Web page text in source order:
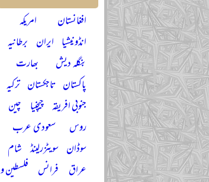
افغانستان
امریکہ
انڈونیشیا ایران برطانیہ
بنگلہ دیش
بھارت
پاکستان تاجکستان ترکیہ
جنوبی افریقہ چیچنیا چین
روس
سعودی عرب
سوڈان سویٹزرلینڈ شام
عراق فرانس فلسطین و